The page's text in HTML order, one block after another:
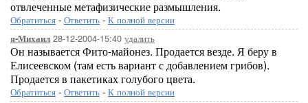
отвлеченные метафизические размышления.
Обратиться - Ответить - К полной версии
я-Михаил 28-12-2004-15:40 удалить
Он называется Фито-майонез. Продается везде. Я беру в
Елисеевском (там есть вариант с добавлением грибов).
Продается в пакетиках голубого цвета.
Обратиться - Ответить - К полной версии